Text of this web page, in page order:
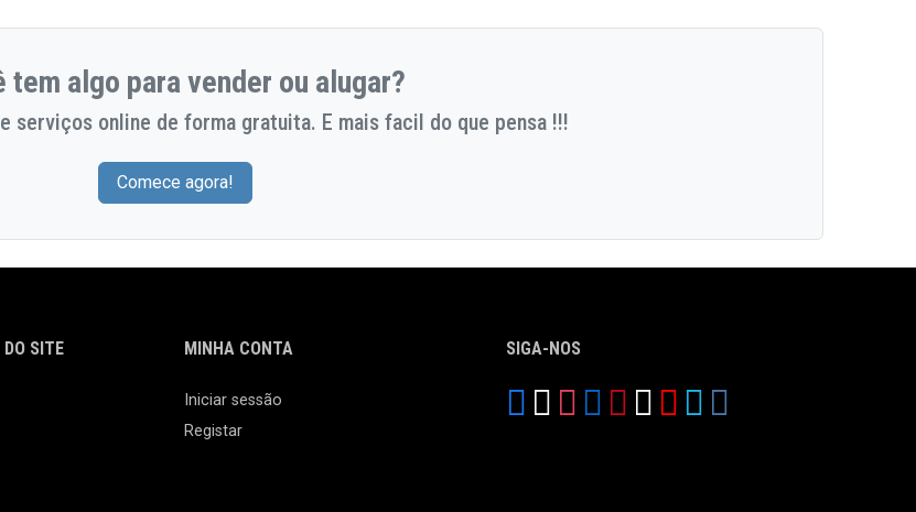
tem algo para vender ou alugar?
serviços online de forma gratuita. E mais facil do que pensa !!!
Comece agora!
SITE MINHA CONTA
Iniciar sessão
Registar
SIGA-NOS